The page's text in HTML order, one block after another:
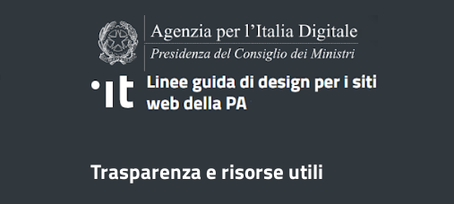
Trasparenza e risorse utili